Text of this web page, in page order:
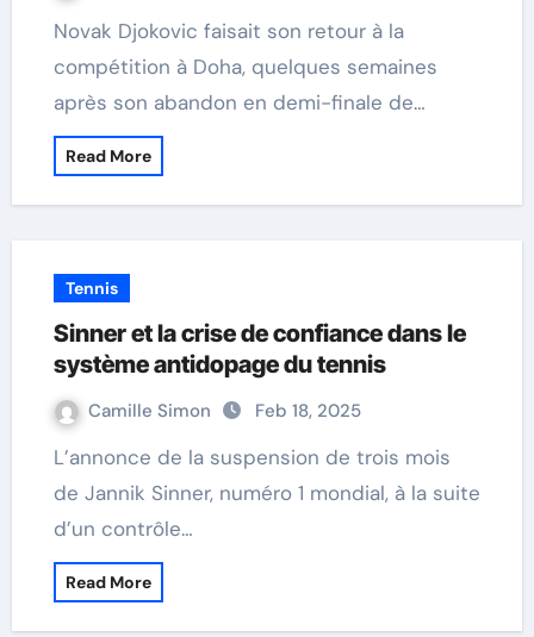
Novak Djokovic faisait son retour à la
compétition à Doha, quelques semaines
après son abandon en demi-finale de…
Read More
Tennis
Sinner et la crise de confiance dans le
système antidopage du tennis
Camille Simon Feb 18, 2025
L’annonce de la suspension de trois mois
de Jannik Sinner, numéro 1 mondial, à la suite
d’un contrôle…
Read More